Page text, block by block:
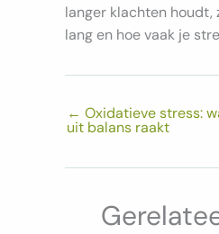
langer klachten houdt,
lang en hoe vaak je
← Oxidatieve stress:
uit balans raakt